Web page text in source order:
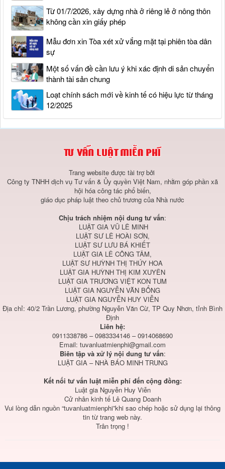
Từ 01/7/2026, xây dựng nhà ở riêng lẻ ở nông thôn
không cần xin giấy phép
Mẫu đơn xin Tòa xét xử vắng mặt tại phiên tòa dân
sự
Một số vấn đề cần lưu ý khi xác định di sản chuyển
thành tài sản chung
Loạt chính sách mới về kinh tế có hiệu lực từ tháng
12/2025
Trang website được tài trợ bởi
Công ty TNHH dịch vụ Tư vấn & Ủy quyền Việt Nam, nhằm góp phần xã
hội hóa công tác phổ biến,
giáo dục pháp luật theo chủ trương của Nhà nước
Chịu trách nhiệm nội dung tư vấn:
LUẬT GIA VŨ LÊ MINH
LUẬT SƯ LÊ HOÀI SƠN,
LUẬT SƯ LƯU BÁ KHIẾT
LUẬT GIA LÊ CÔNG TÂM,
LUẬT SƯ HUỲNH THỊ THÚY HOA
LUẬT GIA HUỲNH THỊ KIM XUYÊN
LUẬT GIA TRƯƠNG VIỆT KON TUM
LUẬT GIA NGUYỄN VĂN BỔNG
LUẬT GIA NGUYỄN HUY VIỄN
Địa chỉ: 40/2 Trần Lương, phường Nguyễn Văn Cừ, TP Quy Nhơn, tỉnh Bình
Định
Liên hệ:
0911338786 – 0983334146 – 0914068690
Email: tuvanluatmienphi@gmail.com
Biên tập và xử lý nội dung tư vấn:
LUẬT GIA – NHÀ BÁO MINH TRUNG
Kết nối tư vấn luật miễn phí đến cộng đồng:
Luật gia Nguyễn Huy Viễn
Cử nhân kinh tế Lê Quang Doanh
Vui lòng dẫn nguồn “tuvanluatmienphi”khi sao chép hoặc sử dụng lại thông
tin từ trang web này.
Trân trọng !